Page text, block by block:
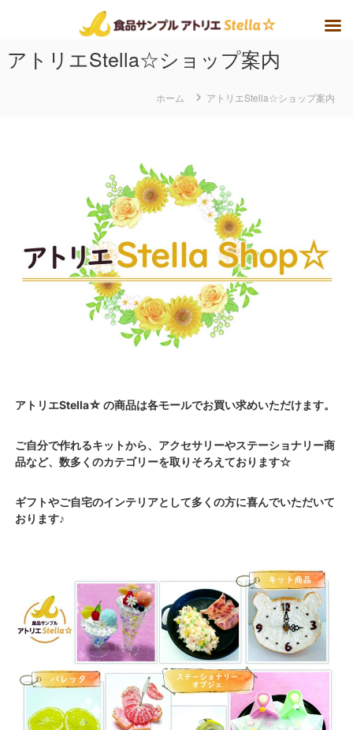
アトリエStella☆ショップ案内
ホーム アトリエStella☆ショップ案内
アトリエStella☆ の商品は各モールでお買い求めいただけます。
ご自分で作れるキットから、アクセサリーやステーショナリー商
品など、数多くのカテゴリーを取りそろえております☆
ギフトやご自宅のインテリアとして多くの方に喜んでいただいて
おります♪